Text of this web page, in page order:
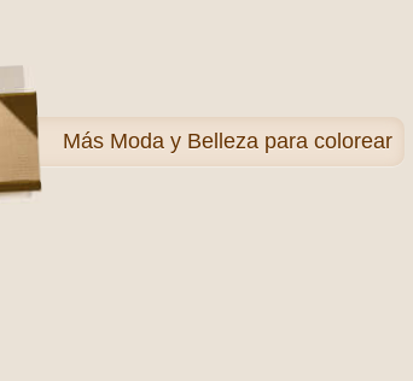
Más Moda y Belleza para colorear